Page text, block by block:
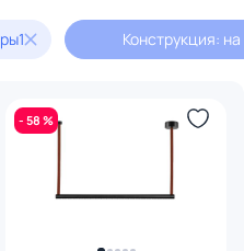
1 Конструкция:
- 58 %